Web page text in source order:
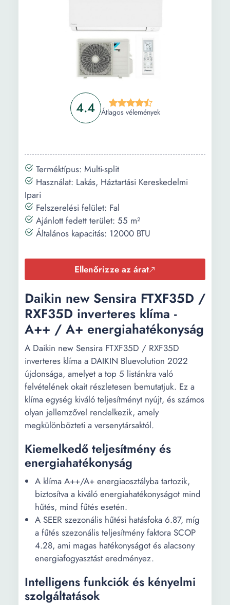
520 m³/h
60 dB
Beltéri egység
Fehér
Beltéri egység
hossza:
200 mm
Beltéri egység
szélessége:
Beltéri egység
magassága:
295 mm
Légármalás
egység):
2200 m³/h
Kültéri egység
zajszintje:
64 dB
Kültéri egység
színe:
Fehér
Kültéri egység
hossza:
303 mm
Kültéri egység
szélessége:
Kültéri egység
magassága:
555 mm
Klíma funckiók: Hűtés Fűtés
4.4 Átlagos vélemények
Terméktípus: Multi-split
Használat: Lakás, Háztartási Kereskedelmi
Ipari
Felszerelési felület: Fal
Ajánlott fedett terület: 55 m²
Általános kapacitás: 12000 BTU
Ellenőrizze az árat
Daikin new Sensira FTXF35D /
RXF35D inverteres klíma -
A++ / A+ energiahatékonyság
A Daikin new Sensira FTXF35D / RXF35D
inverteres klíma a DAIKIN Bluevolution 2022
újdonsága, amelyet a top 5 listánkra való
felvételének okait részletesen bemutatjuk. Ez a
klíma egység kiváló teljesítményt nyújt, és számos
olyan jellemzővel rendelkezik, amely
megkülönbözteti a versenytársaktól.
Kiemelkedő teljesítmény és
energiahatékonyság
A klíma A++/A+ energiaosztályba tartozik,
biztosítva a kiváló energiahatékonyságot mind
hűtés, mind fűtés esetén.
A SEER szezonális hűtési hatásfoka 6.87, míg
a fűtés szezonális teljesítmény faktora SCOP
4.28, ami magas hatékonyságot és alacsony
energiafogyasztást eredményez.
Intelligens funkciók és kényelmi
szolgáltatások